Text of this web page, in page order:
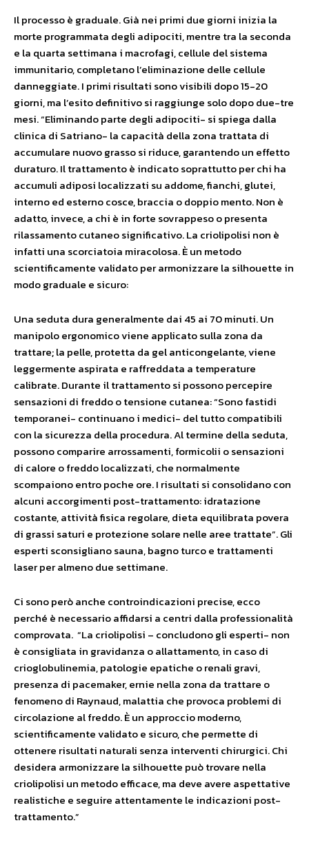
Il processo è graduale. Già nei primi due giorni inizia la
morte programmata degli adipociti, mentre tra la seconda
e la quarta settimana i macrofagi, cellule del sistema
immunitario, completano l’eliminazione delle cellule
danneggiate. I primi risultati sono visibili dopo 15-20
giorni, ma l’esito definitivo si raggiunge solo dopo due-tre
mesi. “Eliminando parte degli adipociti- si spiega dalla
clinica di Satriano- la capacità della zona trattata di
accumulare nuovo grasso si riduce, garantendo un effetto
duraturo. Il trattamento è indicato soprattutto per chi ha
accumuli adiposi localizzati su addome, fianchi, glutei,
interno ed esterno cosce, braccia o doppio mento. Non è
adatto, invece, a chi è in forte sovrappeso o presenta
rilassamento cutaneo significativo. La criolipolisi non è
infatti una scorciatoia miracolosa. È un metodo
scientificamente validato per armonizzare la silhouette in
modo graduale e sicuro:
Una seduta dura generalmente dai 45 ai 70 minuti. Un
manipolo ergonomico viene applicato sulla zona da
trattare; la pelle, protetta da gel anticongelante, viene
leggermente aspirata e raffreddata a temperature
calibrate. Durante il trattamento si possono percepire
sensazioni di freddo o tensione cutanea: “Sono fastidi
temporanei- continuano i medici- del tutto compatibili
con la sicurezza della procedura. Al termine della seduta,
possono comparire arrossamenti, formicolii o sensazioni
di calore o freddo localizzati, che normalmente
scompaiono entro poche ore. I risultati si consolidano con
alcuni accorgimenti post-trattamento: idratazione
costante, attività fisica regolare, dieta equilibrata povera
di grassi saturi e protezione solare nelle aree trattate”. Gli
esperti sconsigliano sauna, bagno turco e trattamenti
laser per almeno due settimane.
Ci sono però anche controindicazioni precise, ecco
perché è necessario affidarsi a centri dalla professionalità
comprovata. “La criolipolisi – concludono gli esperti- non
è consigliata in gravidanza o allattamento, in caso di
crioglobulinemia, patologie epatiche o renali gravi,
presenza di pacemaker, ernie nella zona da trattare o
fenomeno di Raynaud, malattia che provoca problemi di
circolazione al freddo. È un approccio moderno,
scientificamente validato e sicuro, che permette di
ottenere risultati naturali senza interventi chirurgici. Chi
desidera armonizzare la silhouette può trovare nella
criolipolisi un metodo efficace, ma deve avere aspettative
realistiche e seguire attentamente le indicazioni post-
trattamento.”